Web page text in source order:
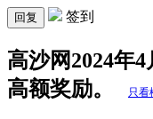
回复 签到
高沙网2024年
高额奖励。
只看